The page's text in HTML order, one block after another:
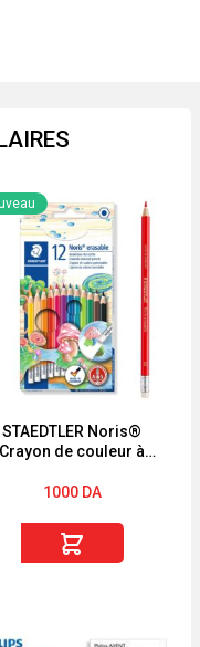
STAEDTLER Noris®
Crayon de couleur à
gomme
1000 DA